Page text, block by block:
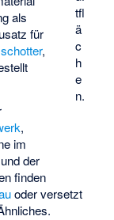
tfl
ä
c
h
e
n.
als
für
,
,
im
der
finden
oder versetzt